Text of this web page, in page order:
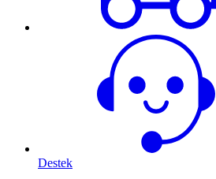
Destek